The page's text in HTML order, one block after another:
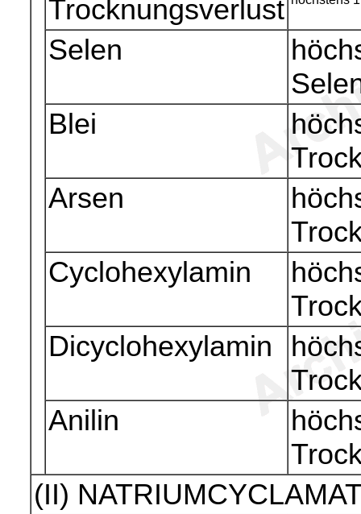
Trocknungsverlust
Selen
Blei
Arsen
Cyclohexylamin
Dicyclohexylamin
Anilin
(II)